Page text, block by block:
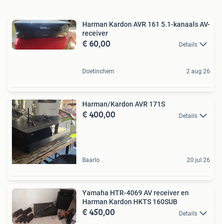
Harman Kardon AVR 161 5.1-kanaals AV-
receiver
€ 60,00 Details
Doetinchem 2 aug 26
Harman/Kardon AVR 171S
€ 400,00 Details
Baarlo 20 jul 26
Yamaha HTR-4069 AV receiver en
Harman Kardon HKTS 160SUB
€ 450,00 Details